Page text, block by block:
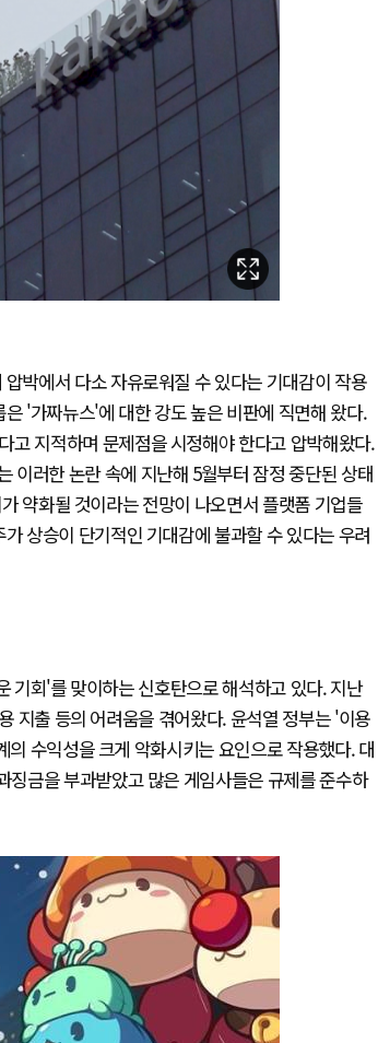
박에서 다소 자유로워질 수 있다는 기대감이 작용
'가짜뉴스'에 대한 강도 높은 비판에 직면해 왔다.
고 지적하며 문제점을 시정해야 한다고 압박해왔다.
이러한 논란 속에 지난해 5월부터 잠정 중단된 상태
약화될 것이라는 전망이 나오면서 플랫폼 기업들
상승이 단기적인 기대감에 불과할 수 있다는 우려
기회'를 맞이하는 신호탄으로 해석하고 있다. 지난
지출 등의 어려움을 겪어왔다. 윤석열 정부는 '이용
수익성을 크게 악화시키는 요인으로 작용했다. 대
금을 부과받았고 많은 게임사들은 규제를 준수하